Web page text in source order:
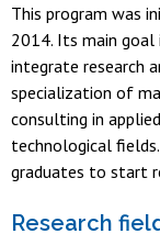
This program was
2014. Its main
integrate research
specialization of
consulting in
technological
graduates to start
Research